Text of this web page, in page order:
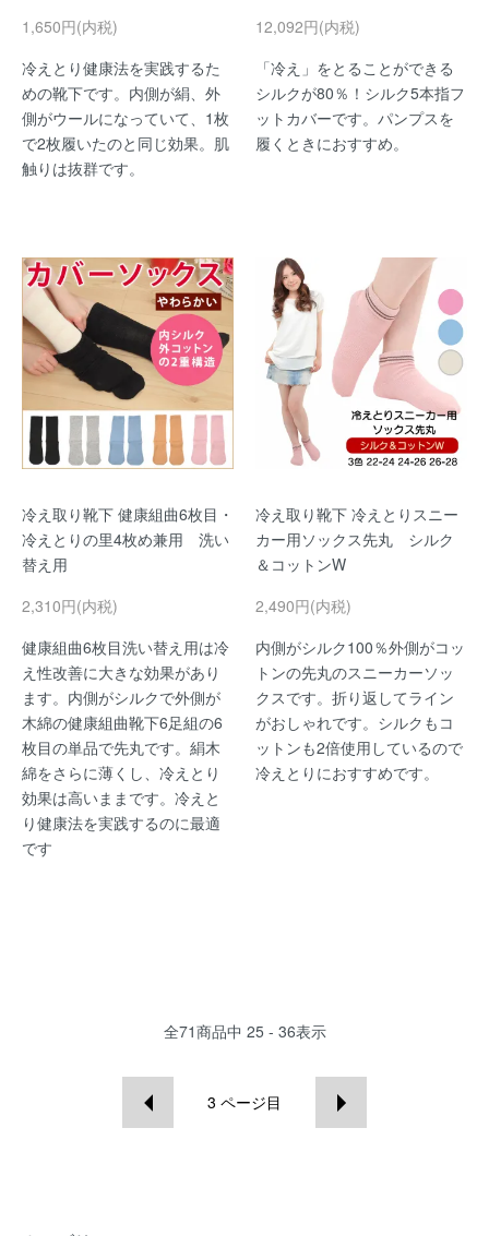
1,650円(内税)
冷えとり健康法を実践するた
めの靴下です。内側が絹、外
側がウールになっていて、1枚
で2枚履いたのと同じ効果。肌
触りは抜群です。
12,092円(内税)
「冷え」をとることができる
シルクが80％！シルク5本指フ
ットカバーです。パンプスを
履くときにおすすめ。
冷え取り靴下 健康組曲6枚目・
冷えとりの里4枚め兼用 洗い
替え用
2,310円(内税)
健康組曲6枚目洗い替え用は冷
え性改善に大きな効果があり
ます。内側がシルクで外側が
木綿の健康組曲靴下6足組の6
枚目の単品で先丸です。絹木
綿をさらに薄くし、冷えとり
効果は高いままです。冷えと
り健康法を実践するのに最適
です
冷え取り靴下 冷えとりスニー
カー用ソックス先丸 シルク
＆コットンW
2,490円(内税)
内側がシルク100％外側がコッ
トンの先丸のスニーカーソッ
クスです。折り返してライン
がおしゃれです。シルクもコ
ットンも2倍使用しているので
冷えとりにおすすめです。
全71商品中 25 - 36表示
3 ページ目